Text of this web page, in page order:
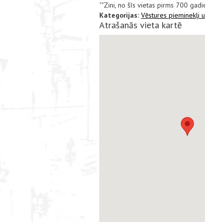
“"Zini, no šīs vietas pirms 700
Kategorijas: Vēstures pieminekļi
Atrašanās vieta kartē